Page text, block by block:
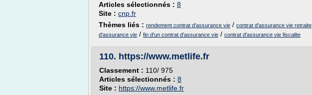
Articles sélectionnés : 8
Site : cnp.fr
Thèmes liés : rendement contrat d'assurance vie / contrat d'assurance vie retraite
d'assurance vie / fin d'un contrat d'assurance vie / contrat d'assurance vie fiscalite
110. https://www.metlife.fr
Classement : 110/ 975
Articles sélectionnés : 8
Site : https://www.metlife.fr